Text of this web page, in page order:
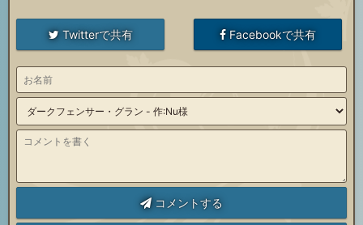
Twitterで共有 Facebookで共有
コメントする